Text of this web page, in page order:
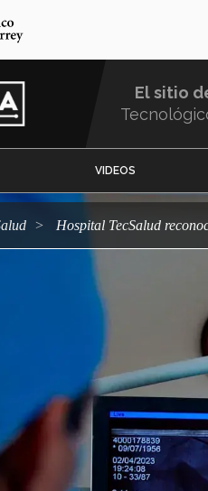
El sitio
VIDEOS
salud Hospital TecSalud